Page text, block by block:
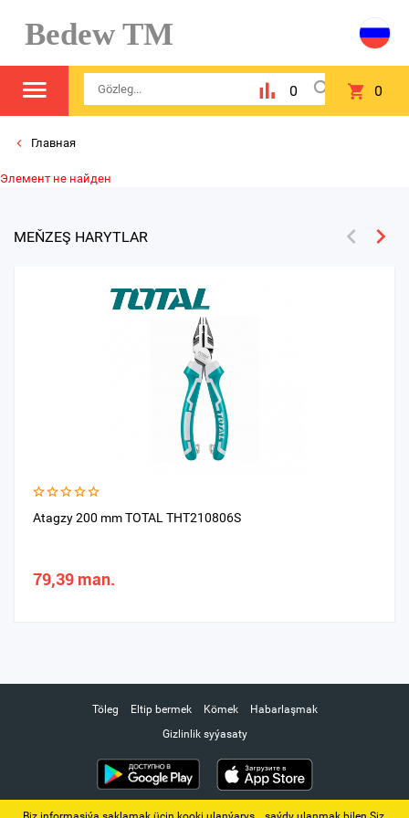
Bedew TM
0 0
Главная
Элемент не найден
MEŇZEŞ HARYTLAR
Atagzy 200 mm TOTAL THT210806S
79,39 man.
Töleg Eltip bermek Kömek
Habarlaşmak
Gizlinlik syýasaty